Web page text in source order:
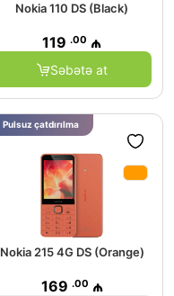
Nokia 110 DS (Black)
119 .00 ₼
Səbətə at
Nokia 215 4G DS (Orange)
169 .00 ₼
Pulsuz çatdırılma